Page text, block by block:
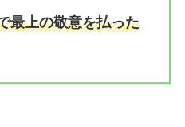
最上の敬意を払った